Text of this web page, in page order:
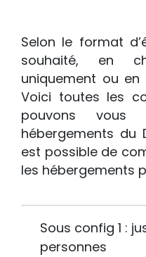
Selon le format
souhaité, en
uniquement ou
Voici toutes les
pouvons vous
hébergements du
est possible de
les hébergements
Sous config 1 :
personnes